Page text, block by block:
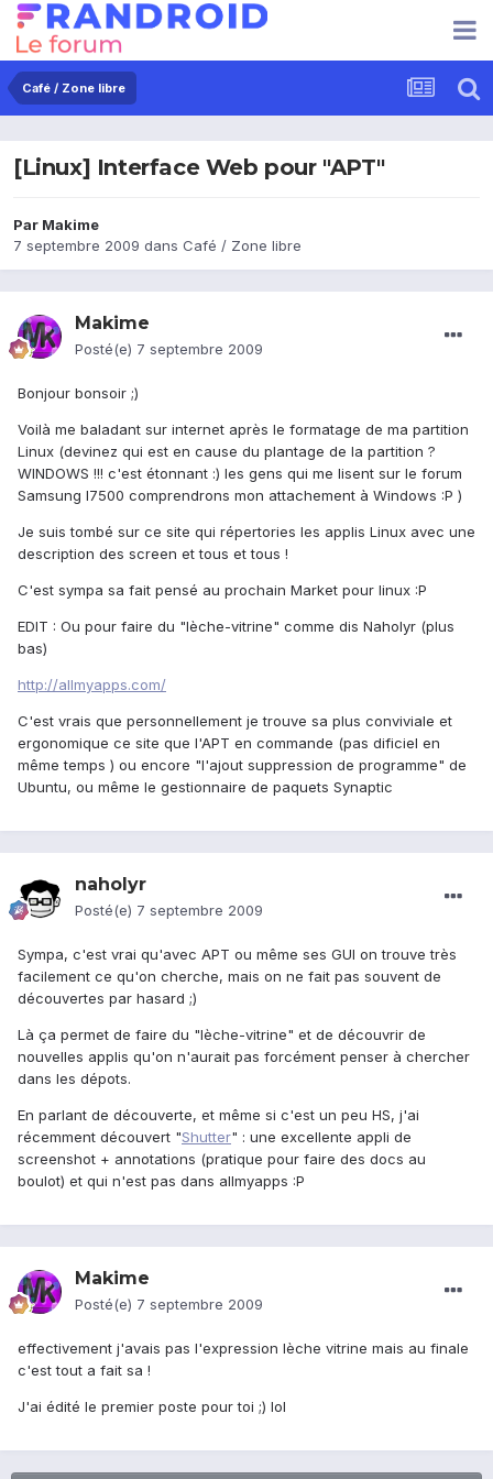
Café / Zone libre
[Linux] Interface Web pour "APT"
Par Makime
7 septembre 2009 dans Café / Zone libre
Makime
Posté(e) 7 septembre 2009
Bonjour bonsoir ;)
Voilà me baladant sur internet après le formatage de ma partition
Linux (devinez qui est en cause du plantage de la partition ?
WINDOWS !!! c'est étonnant :) les gens qui me lisent sur le forum
Samsung I7500 comprendrons mon attachement à Windows :P )
Je suis tombé sur ce site qui répertories les applis Linux avec une
description des screen et tous et tous !
C'est sympa sa fait pensé au prochain Market pour linux :P
EDIT : Ou pour faire du "lèche-vitrine" comme dis Naholyr (plus
bas)
http://allmyapps.com/
C'est vrais que personnellement je trouve sa plus conviviale et
ergonomique ce site que l'APT en commande (pas dificiel en
même temps ) ou encore "l'ajout suppression de programme" de
Ubuntu, ou même le gestionnaire de paquets Synaptic
naholyr
Posté(e) 7 septembre 2009
Sympa, c'est vrai qu'avec APT ou même ses GUI on trouve très
facilement ce qu'on cherche, mais on ne fait pas souvent de
découvertes par hasard ;)
Là ça permet de faire du "lèche-vitrine" et de découvrir de
nouvelles applis qu'on n'aurait pas forcément penser à chercher
dans les dépots.
En parlant de découverte, et même si c'est un peu HS, j'ai
récemment découvert "Shutter" : une excellente appli de
screenshot + annotations (pratique pour faire des docs au
boulot) et qui n'est pas dans allmyapps :P
Makime
Posté(e) 7 septembre 2009
effectivement j'avais pas l'expression lèche vitrine mais au finale
c'est tout a fait sa !
J'ai édité le premier poste pour toi ;) lol